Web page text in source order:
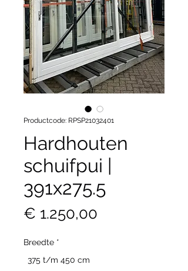
Productcode: RPSP21032401
Hardhouten
schuifpui |
391x275.5
€ 1.250,00
Breedte *
375 t/m 450 cm